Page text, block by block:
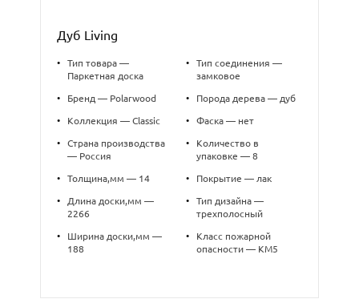
Дуб Living
•
Тип товара —
Паркетная доска
• Бренд — Polarwood
• Коллекция — Classic
•
Страна производства
— Россия
• Толщина,мм — 14
•
Длина доски,мм —
2266
•
Ширина доски,мм —
188
•
Тип соединения —
замковое
• Порода дерева — дуб
• Фаска — нет
•
Количество в
упаковке — 8
• Покрытие — лак
•
Тип дизайна —
трехполосный
•
Класс пожарной
опасности — КМ5